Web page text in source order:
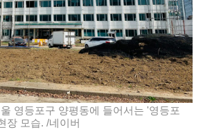
영등포구 양평동에 들어서는 '영등포
장 모습. /네이버